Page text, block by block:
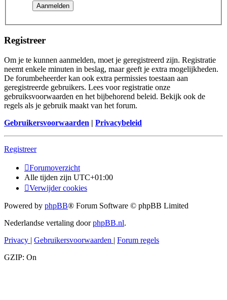
Registreer
Om je te kunnen aanmelden, moet je geregistreerd zijn. Registratie
neemt enkele minuten in beslag, maar geeft je extra mogelijkheden.
De forumbeheerder kan ook extra permissies toestaan aan
geregistreerde gebruikers. Lees voor registratie onze
gebruiksvoorwaarden en het bijbehorend beleid. Bekijk ook de
regels als je gebruik maakt van het forum.
Gebruikersvoorwaarden | Privacybeleid
Registreer
Forumoverzicht
Alle tijden zijn UTC+01:00
Verwijder cookies
Powered by phpBB® Forum Software © phpBB Limited
Nederlandse vertaling doorphpBB.nl.
Privacy | Gebruikersvoorwaarden | Forum regels
GZIP: On